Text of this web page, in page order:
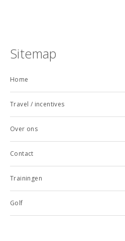
Sitemap
Home
Travel / incentives
Over ons
Contact
Trainingen
Golf